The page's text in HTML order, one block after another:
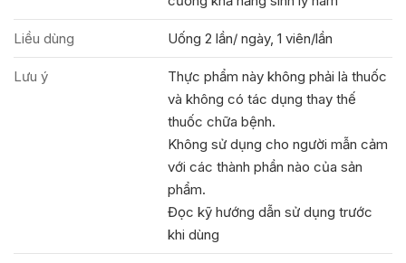
Liều dùng Uống 2 lần/ ngày, 1 viên/lần
Lưu ý
Thực phẩm này không phải là thuốc
và không có tác dụng thay thế
thuốc chữa bệnh.
Không sử dụng cho người mẫn cảm
với các thành phần nào của sản
phẩm.
Đọc kỹ hướng dẫn sử dụng trước
khi dùng